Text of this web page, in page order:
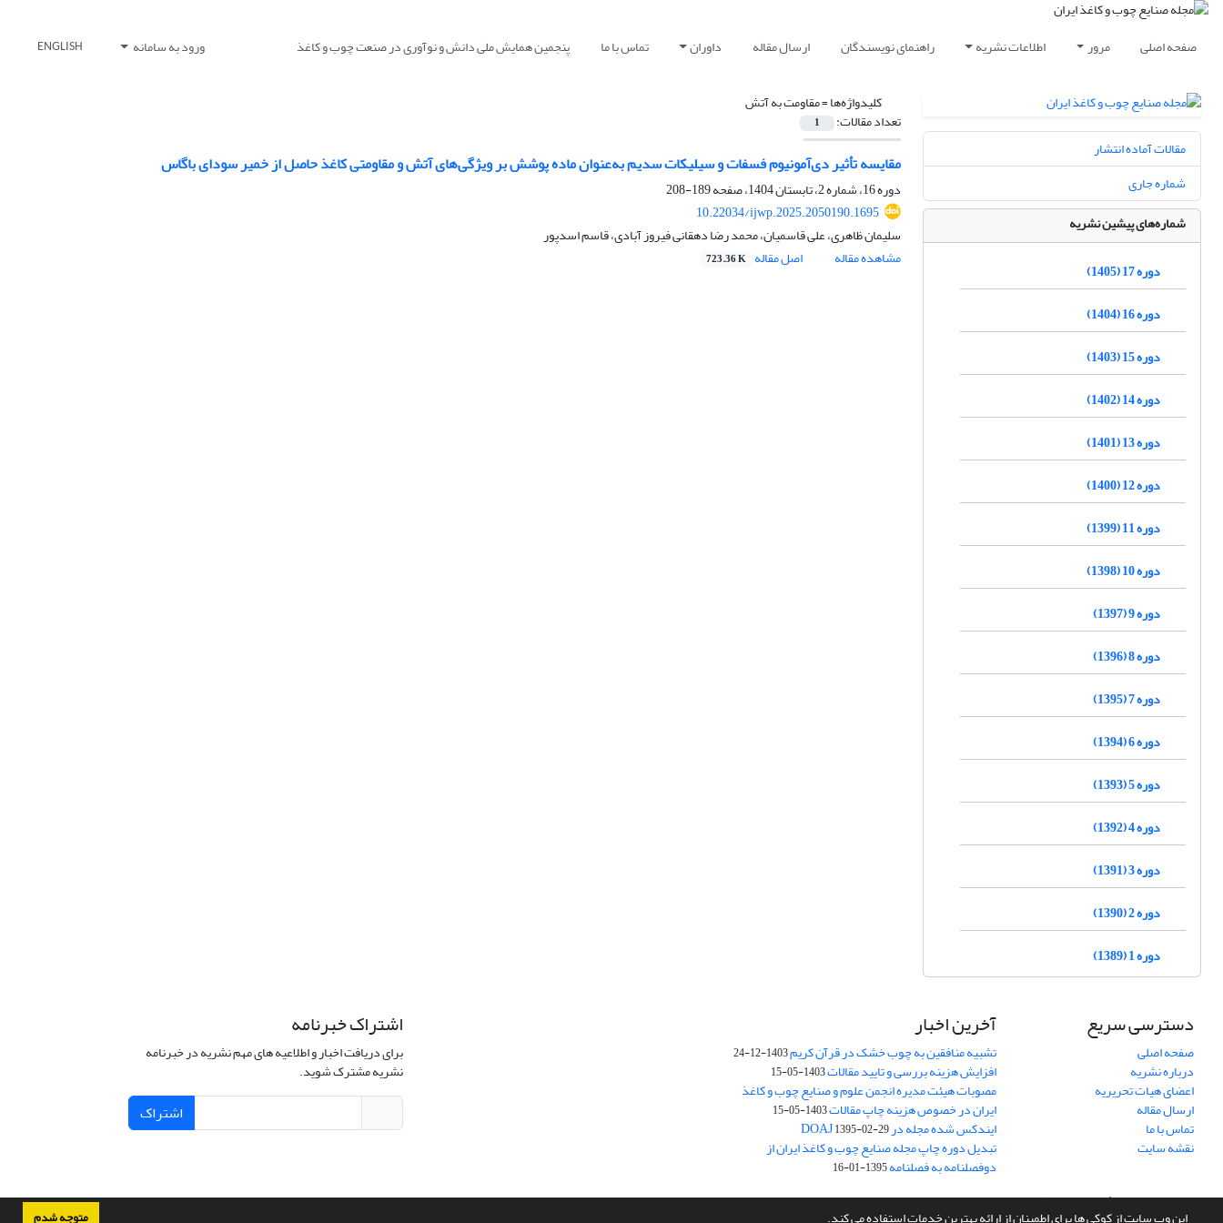
متوجه شدم
صفحه اصلی مرور اطلاعات نشریه راهنمای نویسندگان ارسال مقاله داوران تماس با ما پنجمین همایش ملی دانش و نوآوری در صنعت چوب و کاغذ ورود به سامانه ENGLISH
کلیدواژه‌ها =مقاومت به آتش
تعداد مقالات: 1
مقایسه تأثیر دی‌آمونیوم فسفات و سیلیکات سدیم به‌عنوان ماده پوشش بر ویژگی‌‌های آتش و مقاومتی کاغذ حاصل از خمیر سودای باگاس
دوره 16، شماره 2، تابستان 1404، صفحه
189-208
10.22034/ijwp.2025.2050190.1695
سلیمان ظاهری، علی قاسمیان، محمد رضا دهقانی فیروز آبادی، قاسم اسدپور
مشاهده مقاله
اصل مقاله 723.36 K
مقالات آماده انتشار
شماره جاری
شماره‌های پیشین نشریه
دوره 17 (1405)
دوره 16 (1404)
دوره 15 (1403)
دوره 14 (1402)
دوره 13 (1401)
دوره 12 (1400)
دوره 11 (1399)
دوره 10 (1398)
دوره 9 (1397)
دوره 8 (1396)
دوره 7 (1395)
دوره 6 (1394)
دوره 5 (1393)
دوره 4 (1392)
دوره 3 (1391)
دوره 2 (1390)
دوره 1 (1389)
دسترسی سریع
صفحه اصلی
درباره نشریه
اعضای هیات تحریریه
ارسال مقاله
تماس با ما
نقشه سایت
آخرین اخبار
تشبیه منافقین به چوب خشک در قرآن کریم1403-12-24
افزایش هزینه بررسی و تایید مقالات1403-05-15
مصوبات هیئت مدیره انجمن علوم و صنایع چوب و کاغذ
ایران در خصوص هزینه چاپ مقالات1403-05-15
ایندکس شده مجله در DOAJ1395-02-29
تبدیل دوره چاپ مجله صنایع چوب و کاغذ ایران از
دوفصلنامه به فصلنامه1395-01-16
اشتراک خبرنامه
برای دریافت اخبار و اطلاعیه های مهم نشریه در خبرنامه
نشریه مشترک شوید.
اشتراک
سامانه مدیریت نشریات علمی.طراحی و پیاده سازی ازسیناوب